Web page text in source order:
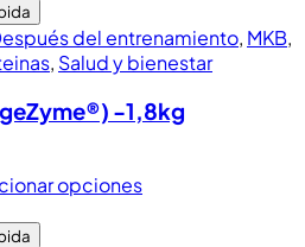
del entrenamiento, MKB,
, Salud y bienestar
-1,8kg
opciones